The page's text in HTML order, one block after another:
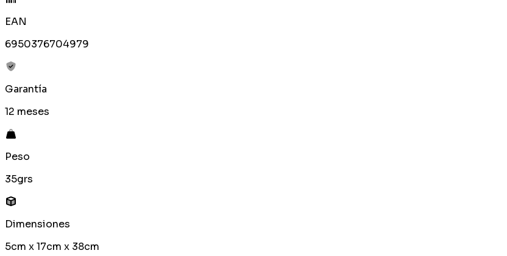
EAN
6950376704979
Garantía
12 meses
Peso
35grs
Dimensiones
5cm x 17cm x 38cm